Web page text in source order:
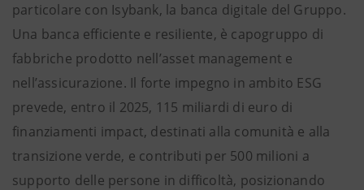
particolare con Isybank, la banca digitale del Gruppo.
Una banca efficiente e resiliente, è capogruppo di
fabbriche prodotto nell’asset management e
nell’assicurazione. Il forte impegno in ambito ESG
prevede, entro il 2025, 115 miliardi di euro di
finanziamenti impact, destinati alla comunità e alla
transizione verde, e contributi per 500 milioni a
supporto delle persone in difficoltà, posizionando